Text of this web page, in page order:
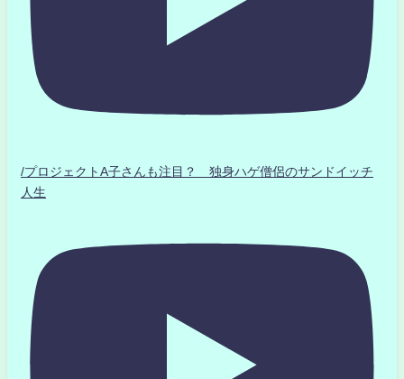
/プロジェクトA子さんも注目？ 独身ハゲ僧侶のサンドイッチ
人生